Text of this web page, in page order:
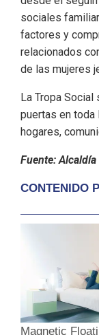
sociales
factores y
relacionados
de las mujeres
La Tropa Social
puertas en toda
hogares,
Fuente: